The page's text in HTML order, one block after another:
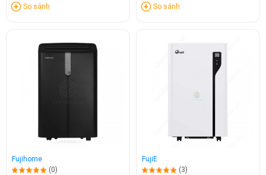
So sánh So sánh
Fujihome
(0)
FujiE
(3)